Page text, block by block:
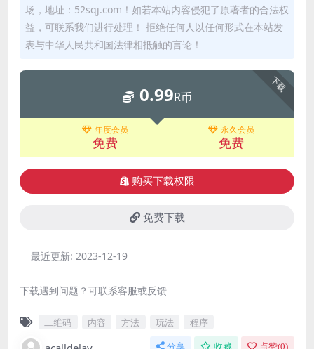
场，地址：52sqj.com！如若本站内容侵犯了原著者的合法权
益，可联系我们进行处理！ 拒绝任何人以任何形式在本站发
表与中华人民共和国法律相抵触的言论！
下载
0.99R币
年度会员
免费
永久会员
免费
购买下载权限
免费下载
最近更新: 2023-12-19
下载遇到问题？可联系客服或反馈
二维码 内容 方法 玩法 程序
分享 收藏 点赞(0)